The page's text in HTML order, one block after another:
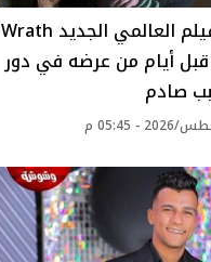
وفاة مخرج الفيلم العالمي الجديد Wrath
of the Gods قبل أيام من عرضه في دور
صادم